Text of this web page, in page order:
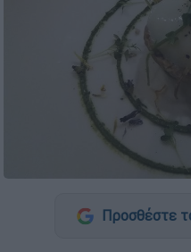
Προσθέστε